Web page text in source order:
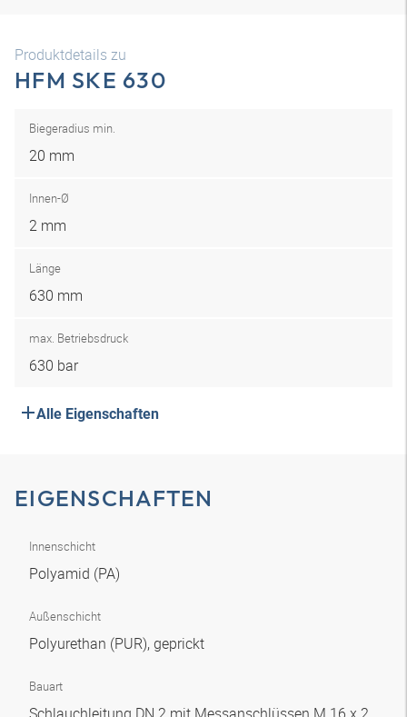
Produktdetails zu
HFM SKE 630
Biegeradius min.
20 mm
Innen-Ø
2 mm
Länge
630 mm
max. Betriebsdruck
630 bar
Alle Eigenschaften
EIGENSCHAFTEN
Innenschicht
Polyamid (PA)
Außenschicht
Polyurethan (PUR), geprickt
Bauart